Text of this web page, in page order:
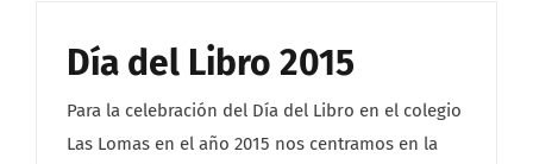
Día del Libro 2015
Para la celebración del Día del Libro en el colegio
Las Lomas en el año 2015 nos centramos en la